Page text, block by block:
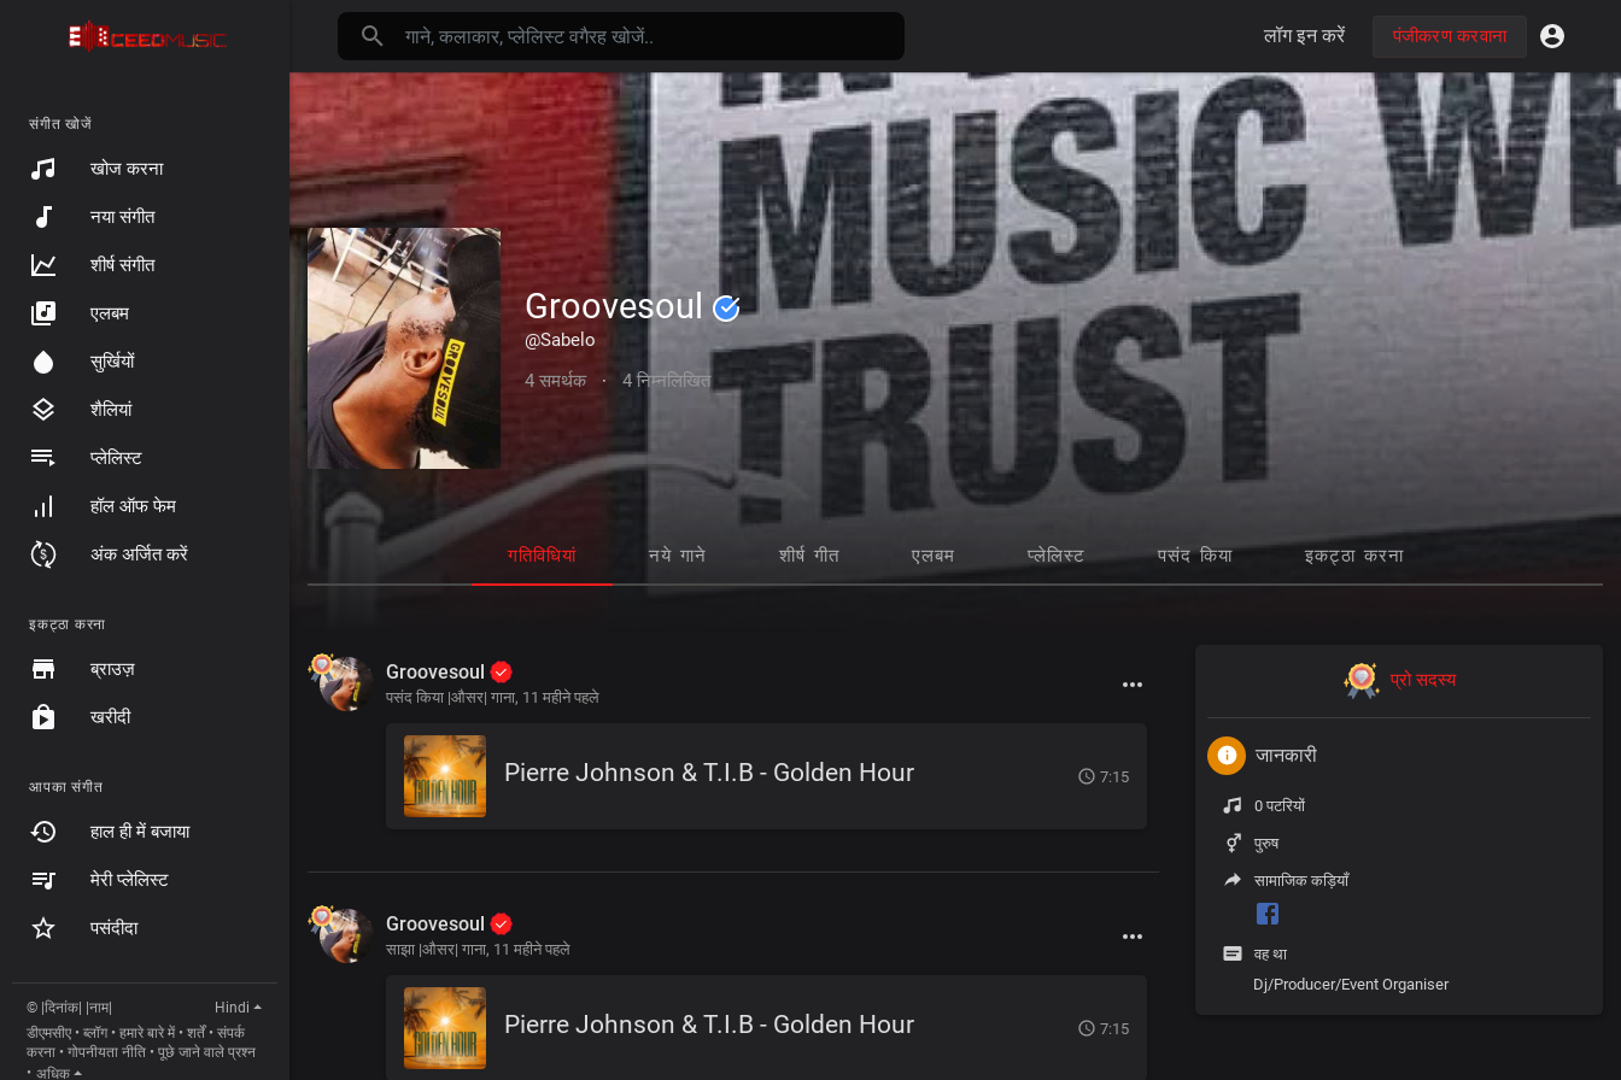
संगीत खोजें
खोज करना
नया संगीत
शीर्ष संगीत
एलबम
सुर्खियों
शैलियां
प्लेलिस्ट
हॉल ऑफ फेम
अंक अर्जित करें
इकट्ठा करना
ब्राउज़
खरीदी
आपका संगीत
हाल ही में बजाया
मेरी प्लेलिस्ट
पसंदीदा
© |दिनांक| |नाम|
Hindi
डीएमसीए • ब्लॉग• हमारे बारे में• शर्तें• संपर्क
करना • गोपनीयता नीति • पूछे जाने वाले प्रश्न
• अधिक
लॉग इन करें पंजीकरण करवाना
Groovesoul
@Sabelo
4 समर्थक
· 4 निम्नलिखित
गतिविधियां नये गाने शीर्ष गीत एलबम प्लेलिस्ट पसंद किया इकट्ठा करना
Groovesoul
पसंद किया |औसर| गाना, 11 महीने पहले
Pierre Johnson & T.I.B - Golden Hour 7:15
Groovesoul
साझा |औसर| गाना, 11 महीने पहले
Pierre Johnson & T.I.B - Golden Hour 7:15
प्रो सदस्य
जानकारी
0 पटरियों
पुरुष
सामाजिक कड़ियाँ
वह था
Dj/Producer/Event Organiser